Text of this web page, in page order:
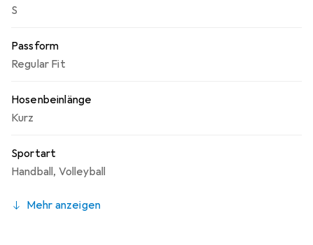
S
Passform
Regular Fit
Hosenbeinlänge
Kurz
Sportart
Handball, Volleyball
Mehr anzeigen